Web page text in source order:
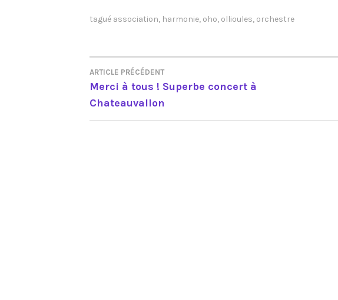
tagué association, harmonie, oho, ollioules, orchestre
NAVIGATION
DE
ARTICLE PRÉCÉDENT
Merci à tous ! Superbe concert à
Chateauvallon